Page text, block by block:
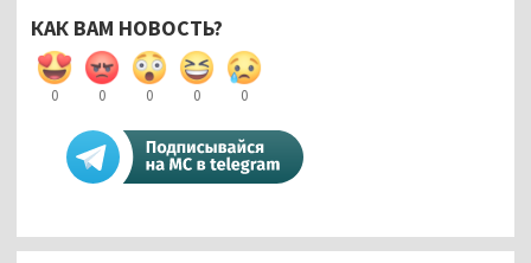
КАК ВАМ НОВОСТЬ?
0 0 0 0 0